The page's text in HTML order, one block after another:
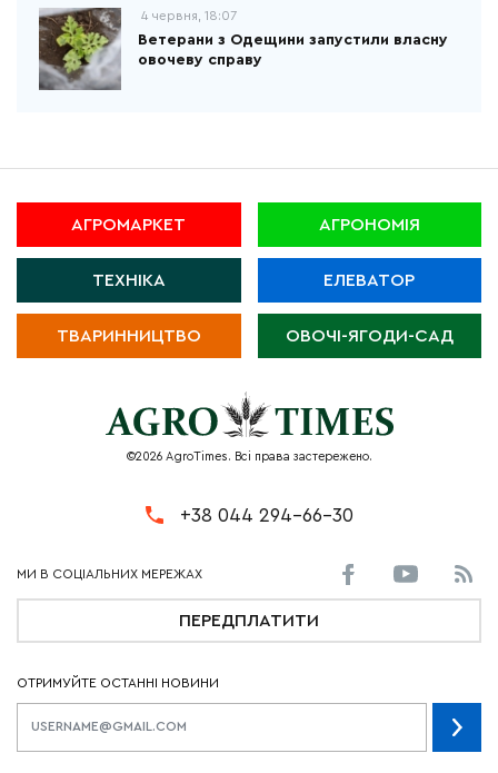
4 червня, 18:07
Ветерани з Одещини запустили власну
овочеву справу
АГРОМАРКЕТ АГРОНОМІЯ
ТЕХНІКА ЕЛЕВАТОР
ТВАРИННИЦТВО ОВОЧІ-ЯГОДИ-САД
©2026 AgroTimes. Всі права застережено.
+38 044 294-66-30
ПЕРЕДПЛАТИТИ
ОТРИМУЙТЕ ОСТАННІ НОВИНИ